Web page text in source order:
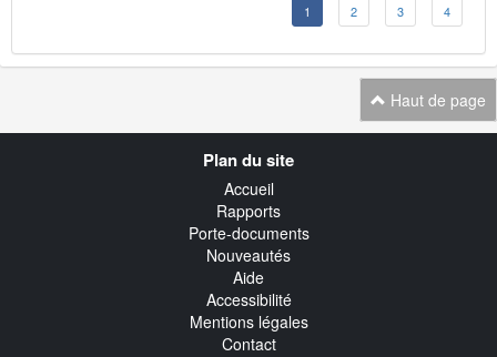
1 2 3 4
Haut de page
Plan du site
Accueil
Rapports
Porte-documents
Nouveautés
Aide
Accessibilité
Mentions légales
Contact